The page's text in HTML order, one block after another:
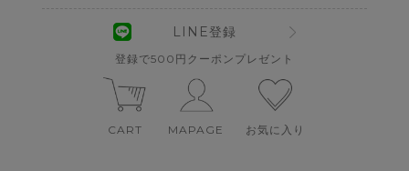
LINE登録
登録で500円クーポンプレゼント
CART MAPAGE お気に入り